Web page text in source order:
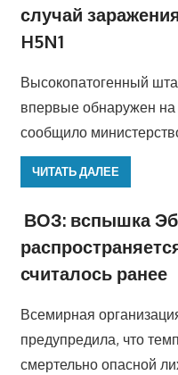
случай
H5N1
Высокопатогенный
впервые обнаружен на
сообщило
ЧИТАТЬ ДАЛЕЕ
ВОЗ: вспышка
считалось ранее
Всемирная
предупредила, что
смертельно опасной